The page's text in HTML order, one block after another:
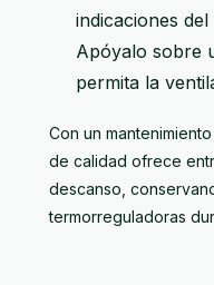
indicaciones
Apóyalo sobre
permita la
Con un
de calidad ofrece
descanso,
termorreguladoras